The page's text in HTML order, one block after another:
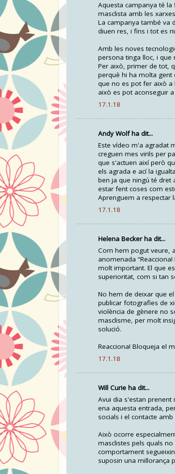
Aquesta campanya té
masclista amb les
La campanya també va
diuen res, i fins i tot es
Amb les noves
persona tinga lloc, i que
Per això, primer de tot,
perquè hi ha molta gent
que no es pot fer això a
això es pot aconseguir
17.1.18
Andy Wolf ha dit...
Este vídeo m'a agradat
creguen mes virils per
que s'actuen així però
els agrada e ací la
ben ja que ningú té dret
estar fent coses com
Aprenguem a respectar
17.1.18
Helena Becker ha dit...
Com hem pogut veure,
anomenada
molt important. El que
superioritat, com si tan
No hem de deixar que
publicar fotografies de
violència de gènere no
masclisme, per molt
solució.
Reacciona! Bloqueja el
17.1.18
Will Curie ha dit...
Avui dia s'estan
ena aquesta entrada,
socials i el contacte
Això ocorre
masclistes pels quals
comportament
suposin una millorança